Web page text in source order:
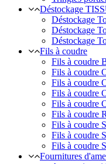
Déstockage
Déstockage
Déstockage
Déstockage
Fils à coudre
Fils à coudre
Fils à
Fils à coudre
Fils à coudre
Fils à coudre
Fils à coudre
Fils à coudre
Fils à coudre
Fils à coudre
Fournitures